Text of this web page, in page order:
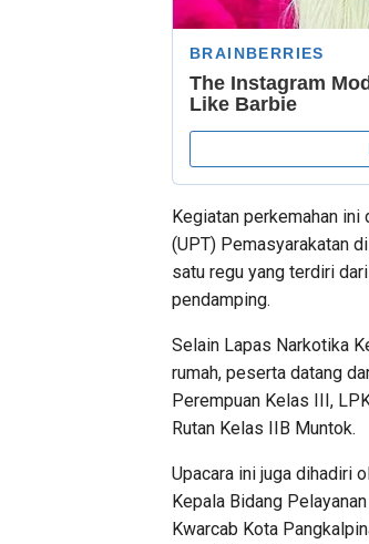
Kegiatan perkemahan
(UPT) Pemasyarakatan
satu regu yang terdiri
pendamping.
Selain Lapas Narkotika
rumah, peserta datang
Perempuan Kelas III,
Rutan Kelas IIB Muntok.
Upacara ini juga dihadiri
Kepala Bidang
Kwarcab Kota